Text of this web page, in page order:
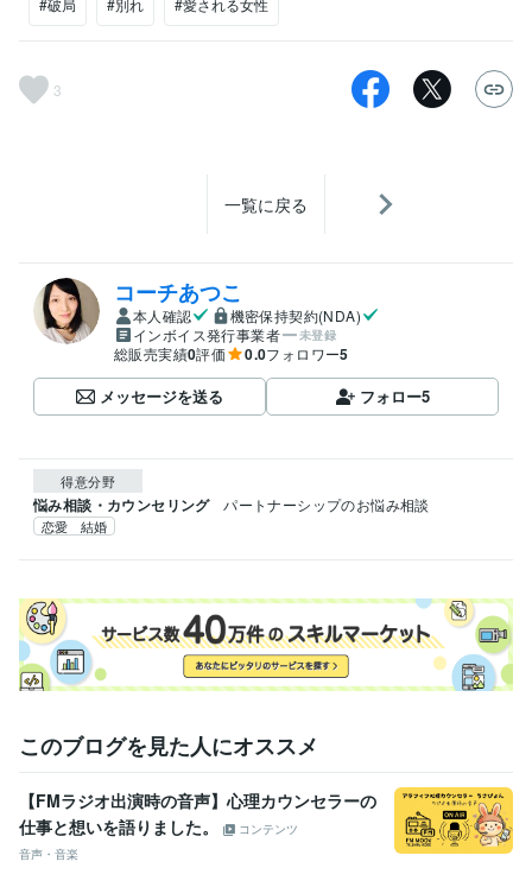
#破局 #別れ #愛される女性
3
一覧に戻る
コーチあつこ
本人確認
機密保持契約(NDA)
インボイス発行事業者
未登録
総販売実績0評価 0.0フォロワー5
メッセージを送る フォロー5
得意分野
悩み相談・カウンセリング パートナーシップのお悩み相談
恋愛 結婚
このブログを見た人にオススメ
【FMラジオ出演時の音声】心理カウンセラーの
仕事と想いを語りました。
コンテンツ
音声・音楽